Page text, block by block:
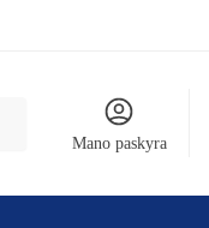
Mano paskyra